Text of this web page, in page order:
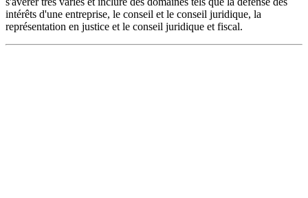
intérêts d'une entreprise, le conseil et le conseil juridique, la
représentation en justice et le conseil juridique et fiscal.